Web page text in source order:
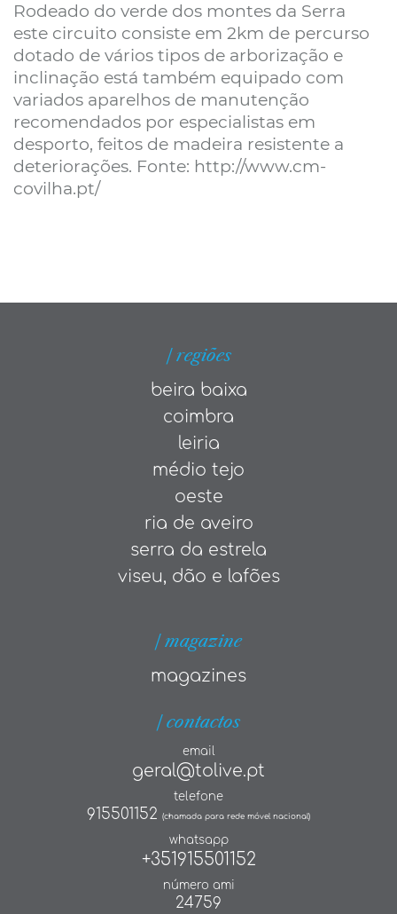
Rodeado do verde dos montes da Serra
este circuito consiste em 2km de percurso
dotado de vários tipos de arborização e
inclinação está também equipado com
variados aparelhos de manutenção
recomendados por especialistas em
desporto, feitos de madeira resistente a
deteriorações. Fonte: http://www.cm-
covilha.pt/
| regiões
beira baixa
coimbra
leiria
médio tejo
oeste
ria de aveiro
serra da estrela
viseu, dão e lafões
| magazine
magazines
| contactos
email
geral@tolive.pt
telefone
915501152 (chamada para rede móvel nacional)
whatsapp
+351915501152
número ami
24759